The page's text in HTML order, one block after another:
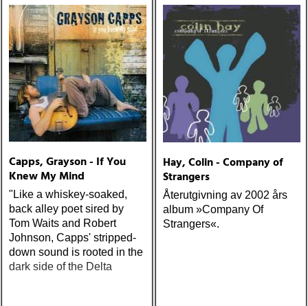
Capps, Grayson - If You
Knew My Mind
"Like a whiskey-soaked,
back alley poet sired by
Tom Waits and Robert
Johnson, Capps' stripped-
down sound is rooted in the
dark side of the Delta
Hay, Colin - Company of
Strangers
Återutgivning av 2002 års
album »Company Of
Strangers«.